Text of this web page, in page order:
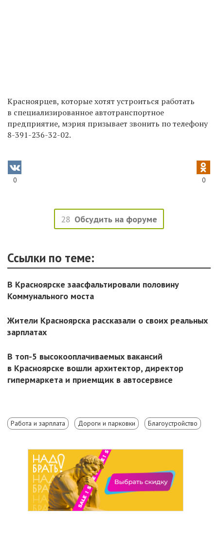
Красноярцев, которые хотят устроиться работать
в специализированное автотранспортное
предприятие, мэрия призывает звонить по телефону
8-391-236-32-02.
0 0
28 Обсудить на форуме
Ссылки по теме:
В Красноярске заасфальтировали половину
Коммунального моста
Жители Красноярска рассказали о своих реальных
зарплатах
В топ-5 высокооплачиваемых вакансий
в Красноярске вошли архитектор, директор
гипермаркета и приемщик в автосервисе
Работа и зарплата Дороги и парковки Благоустройство